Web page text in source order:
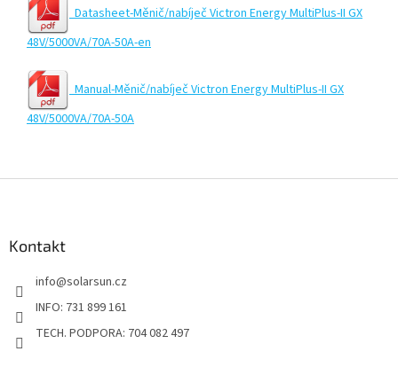
Datasheet-Měnič/nabíječ Victron Energy MultiPlus-II GX
48V/5000VA/70A-50A-en
Manual-Měnič/nabíječ Victron Energy MultiPlus-II GX
48V/5000VA/70A-50A
Kontakt
info@solarsun.cz
INFO: 731 899 161
TECH. PODPORA: 704 082 497